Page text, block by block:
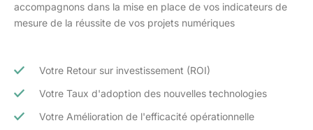
accompagnons dans la mise en place de vos indicateurs de
mesure de la réussite de vos projets numériques
Votre Retour sur investissement (ROI)
Votre Taux d'adoption des nouvelles technologies
Votre Amélioration de l'efficacité opérationnelle